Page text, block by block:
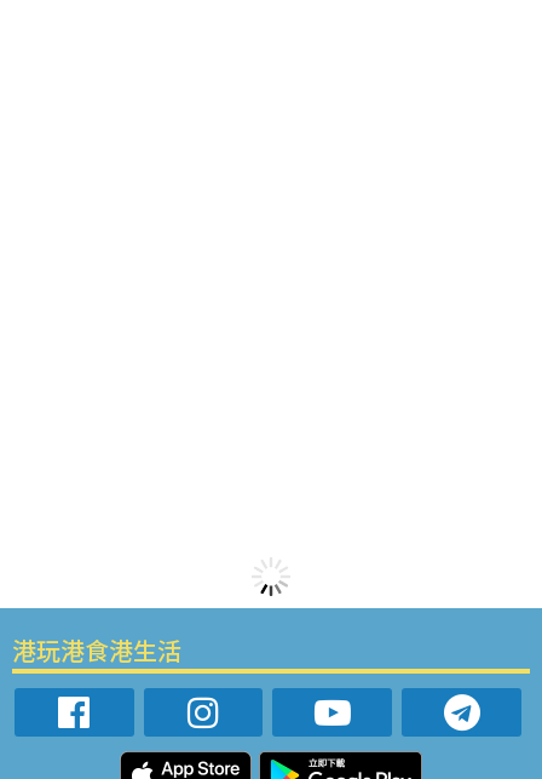
港玩港食港生活